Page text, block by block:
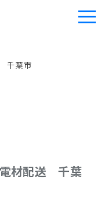
千葉市
電材配送 千葉